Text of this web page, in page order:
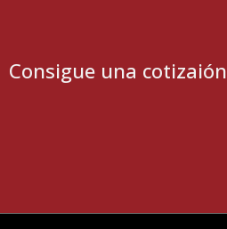
Consigue una cotizaión